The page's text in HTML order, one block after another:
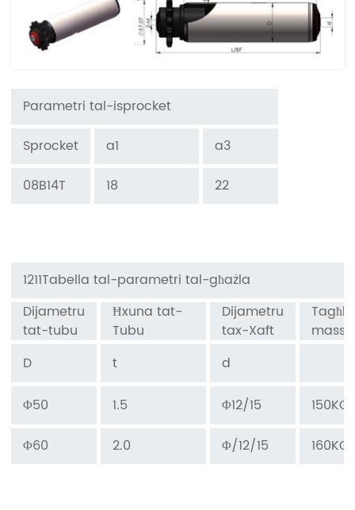
Parametri tal-isprocket
Sprocket
a1
a3
08B14T 18 22
1211Tabella tal-parametri tal-għażla
Dijametru
tat-tubu
Ħxuna tat-
Tubu
Dijametru
tax-Xaft
D
t d
Φ50 1.5 Φ12/15
150KG
Φ60
2.0 Φ/12/15 160KG